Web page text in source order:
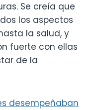
Se creía que
los aspectos
la salud, y
fuerte con ellas
de la
desempeñaban